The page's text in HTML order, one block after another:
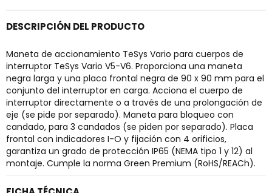
DESCRIPCIÓN DEL PRODUCTO
Maneta de accionamiento TeSys Vario para cuerpos de
interruptor TeSys Vario V5-V6. Proporciona una maneta
negra larga y una placa frontal negra de 90 x 90 mm para el
conjunto del interruptor en carga. Acciona el cuerpo de
interruptor directamente o a través de una prolongación de
eje (se pide por separado). Maneta para bloqueo con
candado, para 3 candados (se piden por separado). Placa
frontal con indicadores I-O y fijación con 4 orificios,
garantiza un grado de protección IP65 (NEMA tipo 1 y 12) al
montaje. Cumple la norma Green Premium (RoHS/REACh).